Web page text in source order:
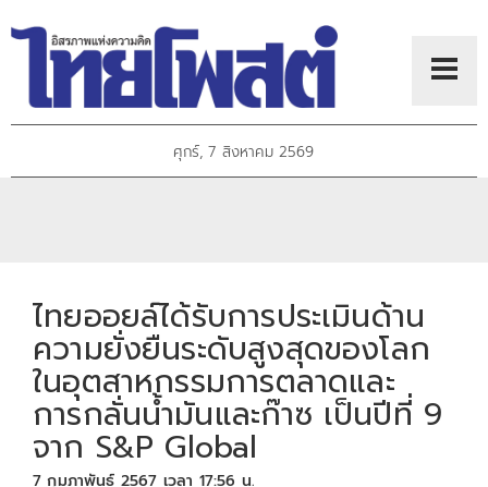
ศุกร์, 7 สิงหาคม 2569
ไทยออยล์ได้รับการประเมินด้าน
ความยั่งยืนระดับสูงสุดของโลก
ในอุตสาหกรรมการตลาดและ
การกลั่นน้ำมันและก๊าซ เป็นปีที่ 9
จาก S&P Global
7 กุมภาพันธ์ 2567 เวลา 17:56 น.